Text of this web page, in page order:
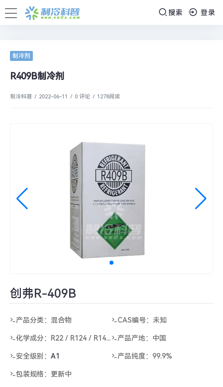
搜索 登录
制冷剂
R409B制冷剂
制冷科普 / 2022-06-11 / 0 评论 / 1278阅读
创弗R-409B
产品分类：混合物 CAS编号：未知
化学成分： R22 / R124 / R142b 产品产地：中国
安全级别： A1 产品纯度：99.9%
包装规格：更新中